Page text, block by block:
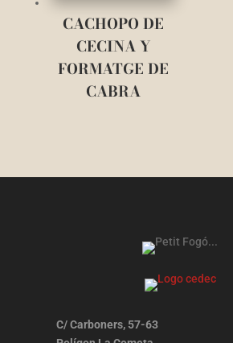
CACHOPO DE
CECINA Y
FORMATGE DE
CABRA
C/ Carboners, 57-63